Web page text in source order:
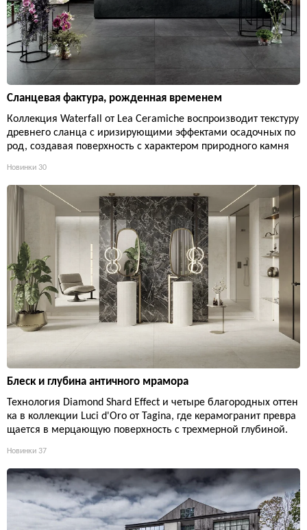
Сланцевая фактура, рожденная временем
Коллекция Waterfall от Lea Ceramiche воспроизводит текстуру
древнего сланца с иризирующими эффектами осадочных по
род, создавая поверхность с характером природного камня
Новинки 30
Блеск и глубина античного мрамора
Технология Diamond Shard Effect и четыре благородных оттен
ка в коллекции Luci d'Oro от Tagina, где керамогранит превра
щается в мерцающую поверхность с трехмерной глубиной.
Новинки 37